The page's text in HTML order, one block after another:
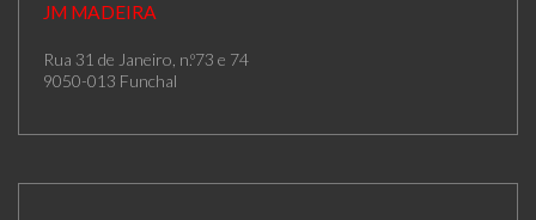
JM MADEIRA
Rua 31 de Janeiro, n.º73 e 74
9050-013 Funchal